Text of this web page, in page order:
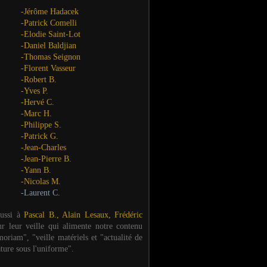
-Jérôme Hadacek
-Patrick Comelli
-Elodie Saint-Lot
-Daniel Baldjian
-Thomas Seignon
-Florent Vasseur
-Robert B.
-Yves P.
-Hervé C.
-Marc H.
-Philippe S.
-Patrick G.
-Jean-Charles
-Jean-Pierre B.
-Yann B.
-Nicolas M.
-Laurent C.
àPascal B., Alain Lesaux, Frédéric
leur veille qui alimente notre contenu
"veille matériels et "actualité de
sous l'uniforme".